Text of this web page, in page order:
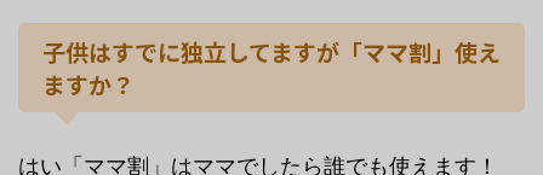
子供はすでに独立してますが「ママ割」使え
ますか？
はい「ママ割」はママでしたら誰でも使えます！